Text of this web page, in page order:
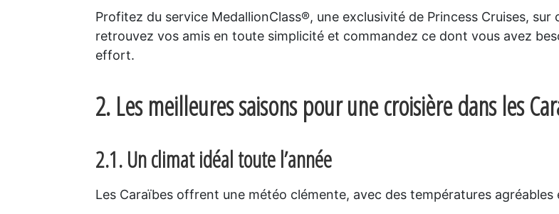
Profitez du service MedallionClass®, une exclusivité de Princess Cruises,
retrouvez vos amis en toute simplicité et commandez ce dont vous avez
effort.
2. Les meilleures saisons pour une croisière dans les
2.1. Un climat idéal toute l’année
Les Caraïbes offrent une météo clémente, avec des températures agréables